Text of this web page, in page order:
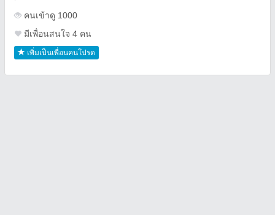
คนเข้าดู 1000
มีเพื่อนสนใจ 4 คน
เพิ่มเป็นเพื่อนคนโปรด